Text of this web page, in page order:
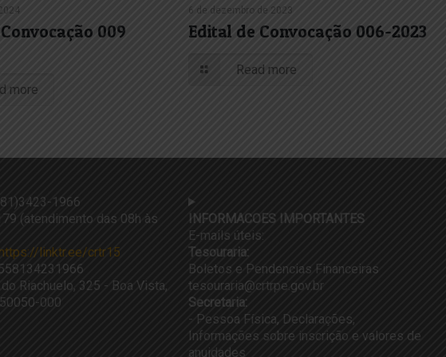
009
more
6 de dezembro de 2023
Edital de Convocação 006-2023
Read more
1966
(atendimento das 08h às
linktr.ee/crtr15
do Riachuelo, 325 - Boa Vista,
000
INFORMACOES IMPORTANTES
E-mails úteis:
Tesouraria:
Boletos e Pendencias Financeiras
tesouraria@crtrpe.gov.br
Secretaria:
- Pessoa Física, Declarações,
Informações sobre inscrição e valores de
anuidades